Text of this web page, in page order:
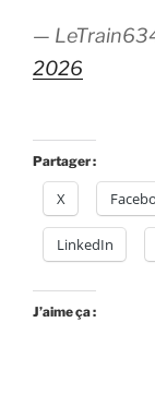
—
2026
Partager :
X
LinkedIn
J’aime ça :